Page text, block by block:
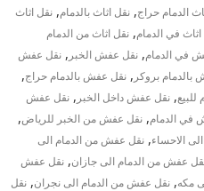
الدمام حراج,نقل اثاث بالدمام,نقل اثاث
في الدمام,نقل اثاث من الدمام
في الدمام,نقل عفش الخبر ,نقل عفش
بروكر ,نقل عفش بالدمام حراج,
,نقل عفش داخل الخبر ,نقل عفش
في الدمام,نقل عفش من الخبر للرياض,
الاحساء,نقل عفش من الدمام الى
عفش من الدمام الى جازان,نقل عفش
مكه,نقل عفش من الدمام الى نجران,نقل